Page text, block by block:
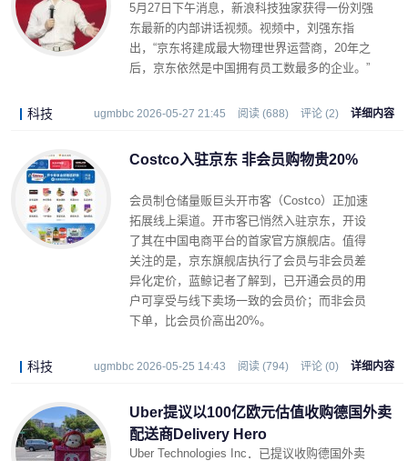
5月27日下午消息，新浪科技独家获得一份刘强
东最新的内部讲话视频。视频中，刘强东指
出，“京东将建成最大物理世界运营商，20年之
后，京东依然是中国拥有员工数最多的企业。”
科技 ugmbbc 2026-05-27 21:45 阅读 (688) 评论 (2) 详细内容
Costco入驻京东 非会员购物贵20%
会员制仓储量贩巨头开市客（Costco）正加速
拓展线上渠道。开市客已悄然入驻京东，开设
了其在中国电商平台的首家官方旗舰店。值得
关注的是，京东旗舰店执行了会员与非会员差
异化定价，蓝鲸记者了解到，已开通会员的用
户可享受与线下卖场一致的会员价；而非会员
下单，比会员价高出20%。
科技 ugmbbc 2026-05-25 14:43 阅读 (794) 评论 (0) 详细内容
Uber提议以100亿欧元估值收购德国外卖
配送商Delivery Hero
Uber Technologies Inc．已提议收购德国外卖